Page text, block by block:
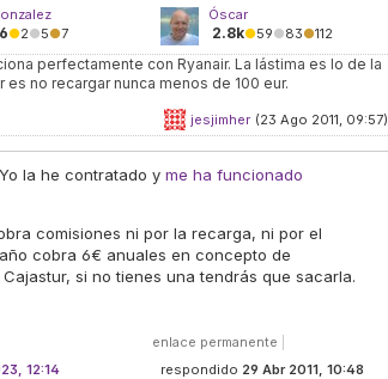
Óscar
2.8k●59●83●112
●2●5●7
perfectamente con Ryanair. La lástima es lo de la
no recargar nunca menos de 100 eur.
(23 Ago 2011, 09:57)
jesjimher
la he contratado y me ha funcionado
comisiones ni por la recarga, ni por el
cobra 6€ anuales en concepto de
si no tienes una tendrás que sacarla.
enlace permanente
respondido 29 Abr 2011, 10:48
12:14